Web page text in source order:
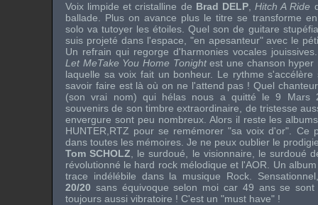
Voix limpide et cristalline de Brad DELP,Hitch A Ride
ballade. Plus on avance plus le titre se transforme
solo va tutoyer les étoiles. Quel son de guitare
suis projeté dans l'espace, "en apesanteur" avec le
Un refrain qui regorge d'harmonies vocales
Let MeTake You Home Tonightest une chanson hyper
laquelle sa voix fait un bonheur. Le rythme
savoir faire est là où on ne l'attend pas ! Quel
(son vrai nom) qui hélas nous a quitté le 9 Mars
souvenirs de son timbre extraordinaire, de tristesse
envergure sont peu nombreux. Alors il reste les
HUNTER RTZ pour se remémorer "sa voix d'or". Ce
dans toutes les mémoires. Je ne peux oublier le
Tom SCHOLZ , le surdoué, le visionnaire, le surdoué
révolutionné le hard rock mélodique et l'AOR. Un
trace indélébile dans la musique Rock.
20/20 sans équivoque selon moi car 49 ans se
toujours aussi vibratoire ! C'est un "must have" !